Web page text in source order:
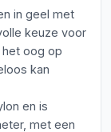
in geel met
keuze voor
oog op
kan
en is
met een